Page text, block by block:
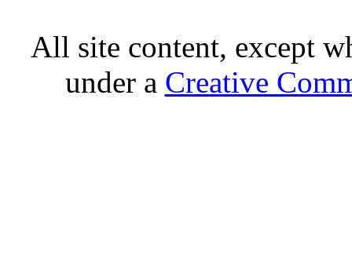
All site content, except
under a Creative